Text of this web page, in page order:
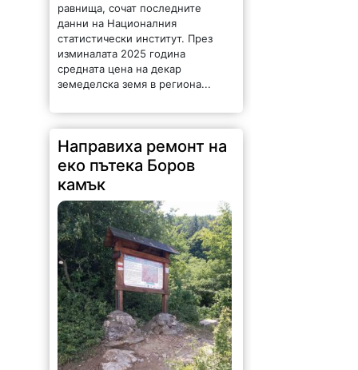
равнища, сочат последните
данни на Националния
статистически институт. През
изминалата 2025 година
средната цена на декар
земеделска земя в региона...
Направиха ремонт на
еко пътека Боров
камък